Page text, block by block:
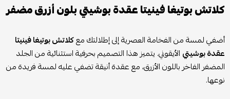
كلاتش بوتيغا فينيتا عقدة بوشيتي بلون أزرق مضفر
أضفي لمسة من الفخامة العصرية إلى إطلالتك معكلاتش بوتيغا فينيتا
عقدة بوشيتي الأيقوني. يتميز هذا التصميم بحرفية استثنائية من الجلد
المضفر الفاخر باللون الأزرق، مع عقدة أنيقة تضفي عليه لمسة فريدة من
نوعها.